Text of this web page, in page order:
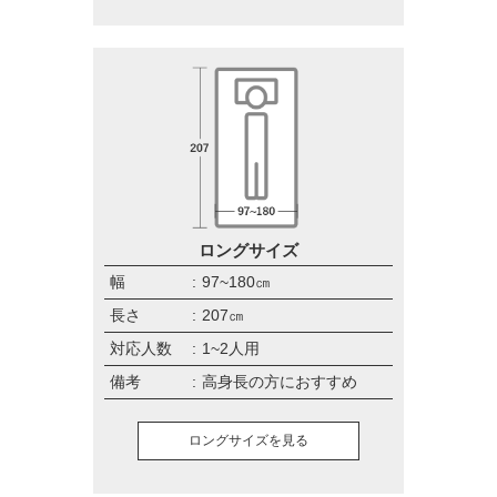
ロングサイズ
幅
97~180㎝
長さ
207㎝
対応人数
1~2人用
備考
高身長の方におすすめ
ロングサイズを見る